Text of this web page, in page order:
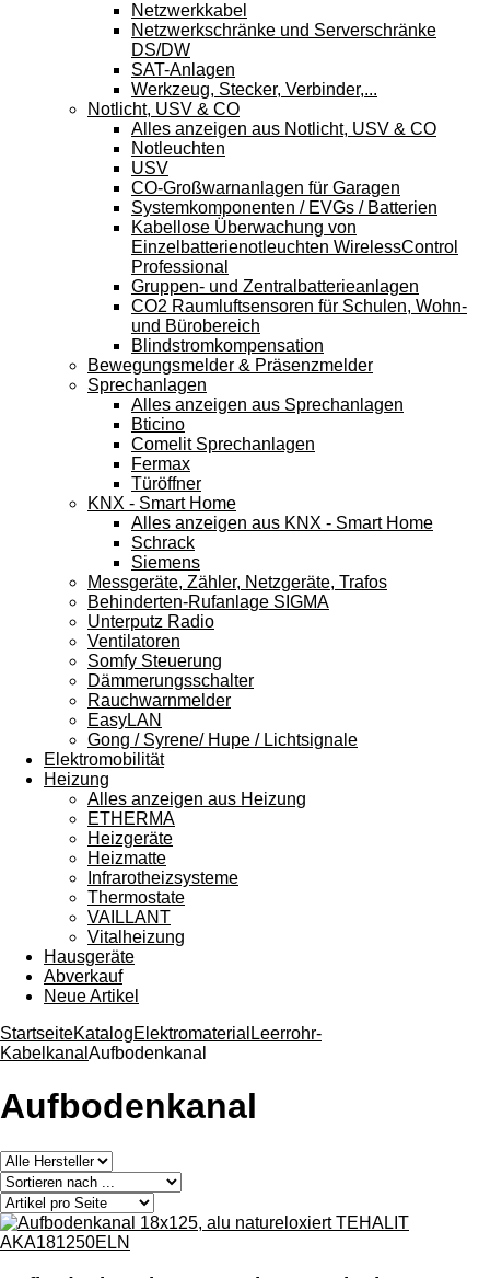
Netzwerkkabel
Netzwerkschränke und Serverschränke
DS/DW
SAT-Anlagen
Werkzeug, Stecker, Verbinder,...
Notlicht, USV & CO
Alles anzeigen aus Notlicht, USV & CO
Notleuchten
USV
CO-Großwarnanlagen für Garagen
Systemkomponenten / EVGs / Batterien
Kabellose Überwachung von
Einzelbatterienotleuchten WirelessControl
Professional
Gruppen- und Zentralbatterieanlagen
CO2 Raumluftsensoren für Schulen, Wohn-
und Bürobereich
Blindstromkompensation
Bewegungsmelder & Präsenzmelder
Sprechanlagen
Alles anzeigen aus Sprechanlagen
Bticino
Comelit Sprechanlagen
Fermax
Türöffner
KNX - Smart Home
Alles anzeigen aus KNX - Smart Home
Schrack
Siemens
Messgeräte, Zähler, Netzgeräte, Trafos
Behinderten-Rufanlage SIGMA
Unterputz Radio
Ventilatoren
Somfy Steuerung
Dämmerungsschalter
Rauchwarnmelder
EasyLAN
Gong / Syrene/ Hupe / Lichtsignale
Elektromobilität
Heizung
Alles anzeigen aus Heizung
ETHERMA
Heizgeräte
Heizmatte
Infrarotheizsysteme
Thermostate
VAILLANT
Vitalheizung
Hausgeräte
Abverkauf
Neue Artikel
StartseiteKatalogElektromaterial Leerrohr-
Kabelkanal Aufbodenkanal
Aufbodenkanal